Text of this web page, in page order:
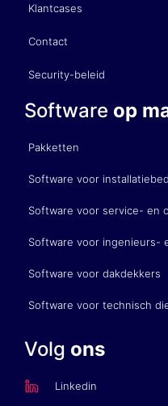
Klantcases
Contact
Security-beleid
Software op
Pakketten
Software voor
Software voor service- en
Software voor ingenieurs-
Software voor dakdekkers
Software voor technisch
Volg ons
Linkedin